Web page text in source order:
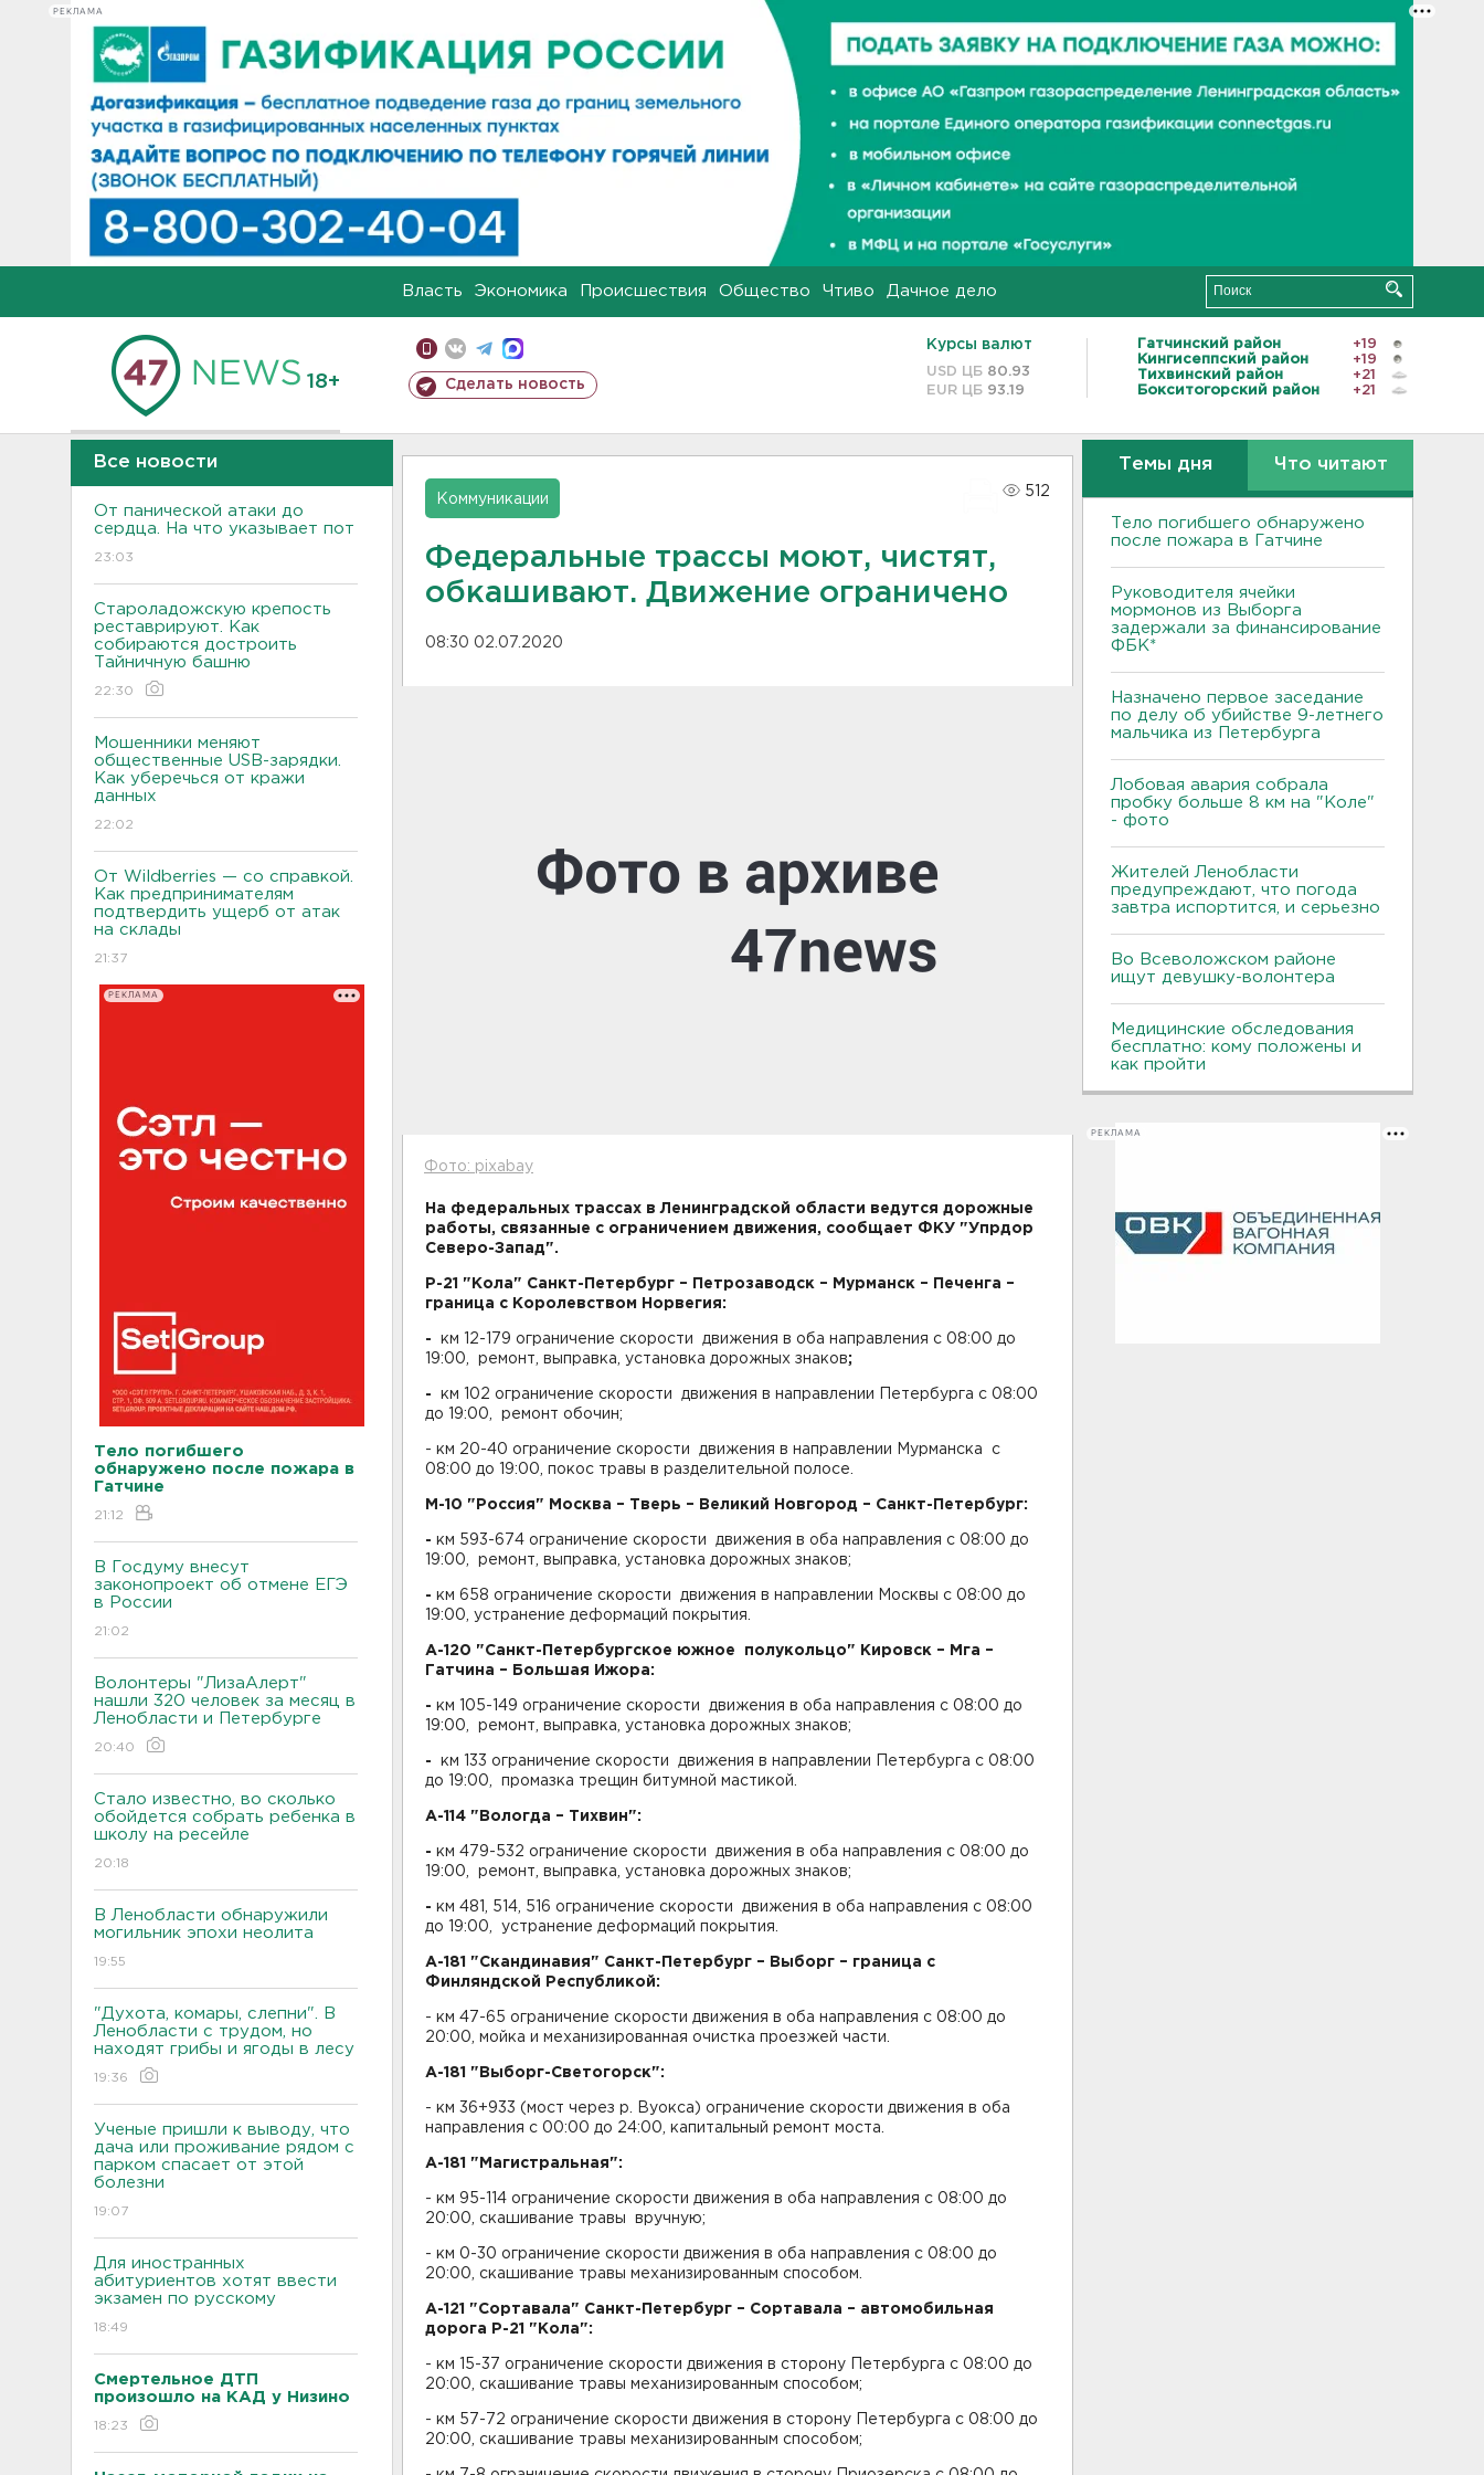
РЕКЛАМА
Власть Экономика Происшествия Общество Чтиво Дачное дело
18+ Сделать новость
Курсы валют
USD ЦБ 80.93
EUR ЦБ 93.19
Гатчинский район
+19
Кингисеппский район
+19
Тихвинский район
+21
Бокситогорский район
+21
Все новости
От панической атаки до
сердца. На что указывает пот
23:03
Староладожскую крепость
реставрируют. Как
собираются достроить
Тайничную башню
22:30
Мошенники меняют
общественные USB-зарядки.
Как уберечься от кражи
данных
22:02
От Wildberries — со справкой.
Как предпринимателям
подтвердить ущерб от атак
на склады
21:37
РЕКЛАМА
Тело погибшего
обнаружено после пожара в
Гатчине
21:12
В Госдуму внесут
законопроект об отмене ЕГЭ
в России
21:02
Волонтеры "ЛизаАлерт"
нашли 320 человек за месяц в
Ленобласти и Петербурге
20:40
Стало известно, во сколько
обойдется собрать ребенка в
школу на ресейле
20:18
В Ленобласти обнаружили
могильник эпохи неолита
19:55
"Духота, комары, слепни". В
Ленобласти с трудом, но
находят грибы и ягоды в лесу
19:36
Ученые пришли к выводу, что
дача или проживание рядом с
парком спасает от этой
болезни
19:07
Для иностранных
абитуриентов хотят ввести
экзамен по русскому
18:49
Смертельное ДТП
произошло на КАД у Низино
18:23
Коммуникации
512
Федеральные трассы моют, чистят,
обкашивают. Движение ограничено
08:30 02.07.2020
Фото: pixabay
На федеральных трассах в Ленинградской области ведутся дорожные
работы, связанные с ограничением движения, сообщает ФКУ "Упрдор
Северо-Запад".
Р-21 "Кола" Санкт-Петербург – Петрозаводск – Мурманск – Печенга –
граница с Королевством Норвегия:
- км 12-179 ограничение скорости движения в оба направления с 08:00 до
19:00, ремонт, выправка, установка дорожных знаков;
- км 102 ограничение скорости движения в направлении Петербурга с 08:00
до 19:00, ремонт обочин;
- км 20-40 ограничение скорости движения в направлении Мурманска с
08:00 до 19:00, покос травы в разделительной полосе.
М-10 "Россия" Москва – Тверь – Великий Новгород – Санкт-Петербург:
- км 593-674 ограничение скорости движения в оба направления с 08:00 до
19:00, ремонт, выправка, установка дорожных знаков;
- км 658 ограничение скорости движения в направлении Москвы с 08:00 до
19:00, устранение деформаций покрытия.
А-120 "Санкт-Петербургское южное
полукольцо" Кировск – Мга –
Гатчина – Большая Ижора:
- км 105-149 ограничение скорости движения в оба направления с 08:00 до
19:00, ремонт, выправка, установка дорожных знаков;
- км 133 ограничение скорости движения в направлении Петербурга с 08:00
до 19:00, промазка трещин битумной мастикой.
А-114 "Вологда – Тихвин":
- км 479-532 ограничение скорости движения в оба направления с 08:00 до
19:00, ремонт, выправка, установка дорожных знаков;
- км 481, 514, 516 ограничение скорости движения в оба направления с 08:00
до 19:00, устранение деформаций покрытия.
А-181 "Скандинавия" Санкт-Петербург – Выборг – граница с
Финляндской Республикой:
- км 47-65 ограничение скорости движения в оба направления с 08:00 до
20:00, мойка и механизированная очистка проезжей части.
А-181 "Выборг-Светогорск":
- км 36+933 (мост через р. Вуокса) ограничение скорости движения в оба
направления с 00:00 до 24:00, капитальный ремонт моста.
А-181 "Магистральная":
- км 95-114 ограничение скорости движения в оба направления с 08:00 до
20:00, скашивание травы вручную;
- км 0-30 ограничение скорости движения в оба направления с 08:00 до
20:00, скашивание травы механизированным способом.
А-121 "Сортавала" Санкт-Петербург – Сортавала – автомобильная
дорога Р-21 "Кола":
- км 15-37 ограничение скорости движения в сторону Петербурга с 08:00 до
20:00, скашивание травы механизированным способом;
- км 57-72 ограничение скорости движения в сторону Петербурга с 08:00 до
20:00, скашивание травы механизированным способом;
Темы дня Что читают
Тело погибшего обнаружено
после пожара в Гатчине
Руководителя ячейки
мормонов из Выборга
задержали за финансирование
ФБК*
Назначено первое заседание
по делу об убийстве 9-летнего
мальчика из Петербурга
Лобовая авария собрала
пробку больше 8 км на "Коле"
- фото
Жителей Ленобласти
предупреждают, что погода
завтра испортится, и серьезно
Во Всеволожском районе
ищут девушку-волонтера
Медицинские обследования
бесплатно: кому положены и
как пройти
РЕКЛАМА